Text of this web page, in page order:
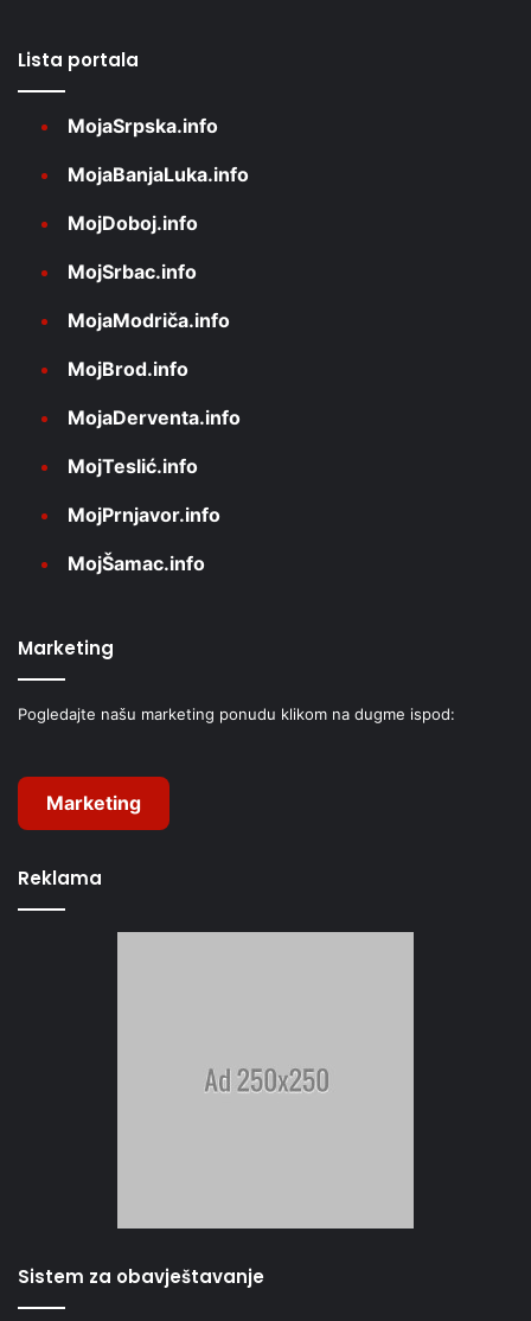
Lista portala
MojaSrpska.info
MojaBanjaLuka.info
MojDoboj.info
MojSrbac.info
MojaModriča.info
MojBrod.info
MojaDerventa.info
MojTeslić.info
MojPrnjavor.info
MojŠamac.info
Marketing
Pogledajte našu marketing ponudu klikom na dugme ispod:
Marketing
Reklama
Sistem za obavještavanje